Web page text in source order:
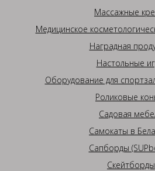
Массажные
Медицинское
Наградная
Настольные
Оборудование для
Роликовые
Садовая
Самокаты в
Сапборды
Скейтборды